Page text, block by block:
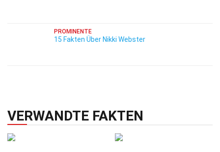
PROMINENTE
15 Fakten Über Nikki Webster
VERWANDTE FAKTEN